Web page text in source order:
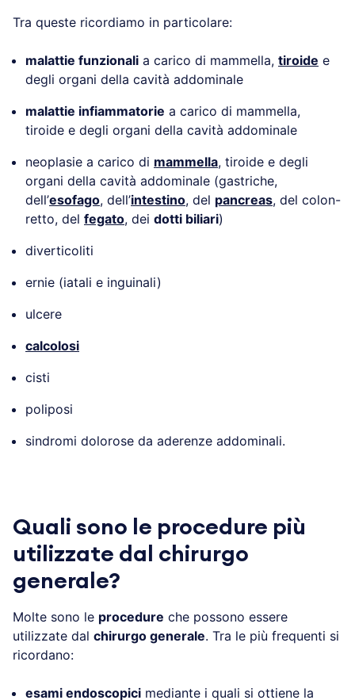
Tra queste ricordiamo in particolare:
malattie funzionali a carico di mammella, tiroide e
degli organi della cavità addominale
malattie infiammatorie a carico di mammella,
tiroide e degli organi della cavità addominale
neoplasie a carico di mammella, tiroide e degli
organi della cavità addominale (gastriche,
dell’esofago, dell’intestino, del pancreas, del colon-
retto, del fegato, dei dotti biliari)
diverticoliti
ernie (iatali e inguinali)
ulcere
calcolosi
cisti
poliposi
sindromi dolorose da aderenze addominali.
Quali sono le procedure più
utilizzate dal chirurgo
generale?
Molte sono le procedure che possono essere
utilizzate dal chirurgo generale. Tra le più frequenti si
ricordano:
esami endoscopici mediante i quali si ottiene la